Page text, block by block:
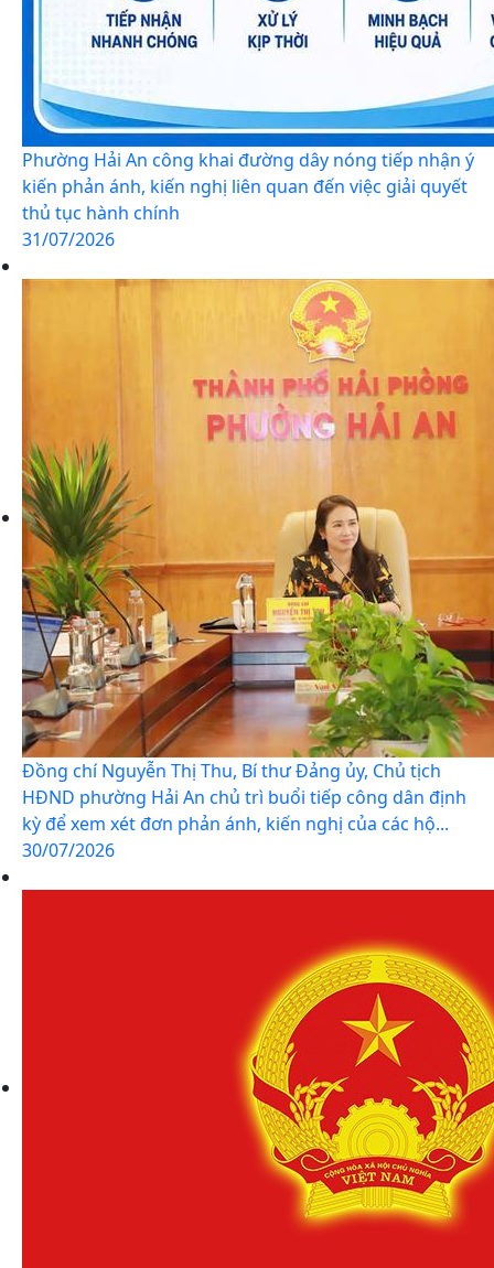
Phường Hải An công khai đường dây nóng tiếp nhận ý
kiến phản ánh, kiến nghị liên quan đến việc giải quyết
thủ tục hành chính
31/07/2026
Đồng chí Nguyễn Thị Thu, Bí thư Đảng ủy, Chủ tịch
HĐND phường Hải An chủ trì buổi tiếp công dân định
kỳ để xem xét đơn phản ánh, kiến nghị của các hộ...
30/07/2026